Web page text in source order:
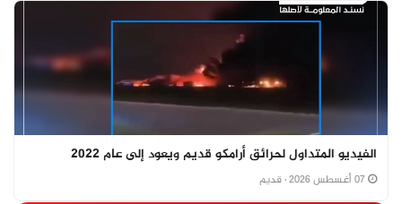
الفيديو المتداول لحرائق أرامكو قديم ويعود إلى عام 2022
· قديم